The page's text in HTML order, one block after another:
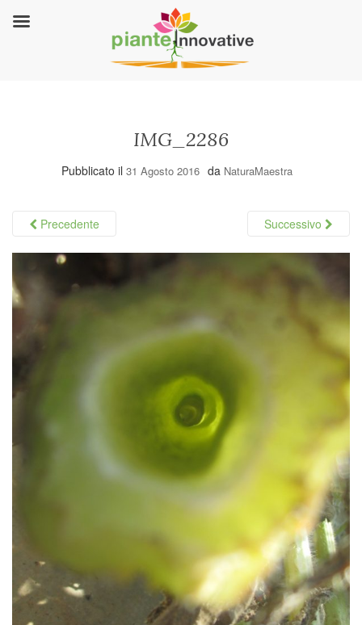
IMG_2286
Pubblicato il 31 Agosto 2016 da NaturaMaestra
Precedente Successivo